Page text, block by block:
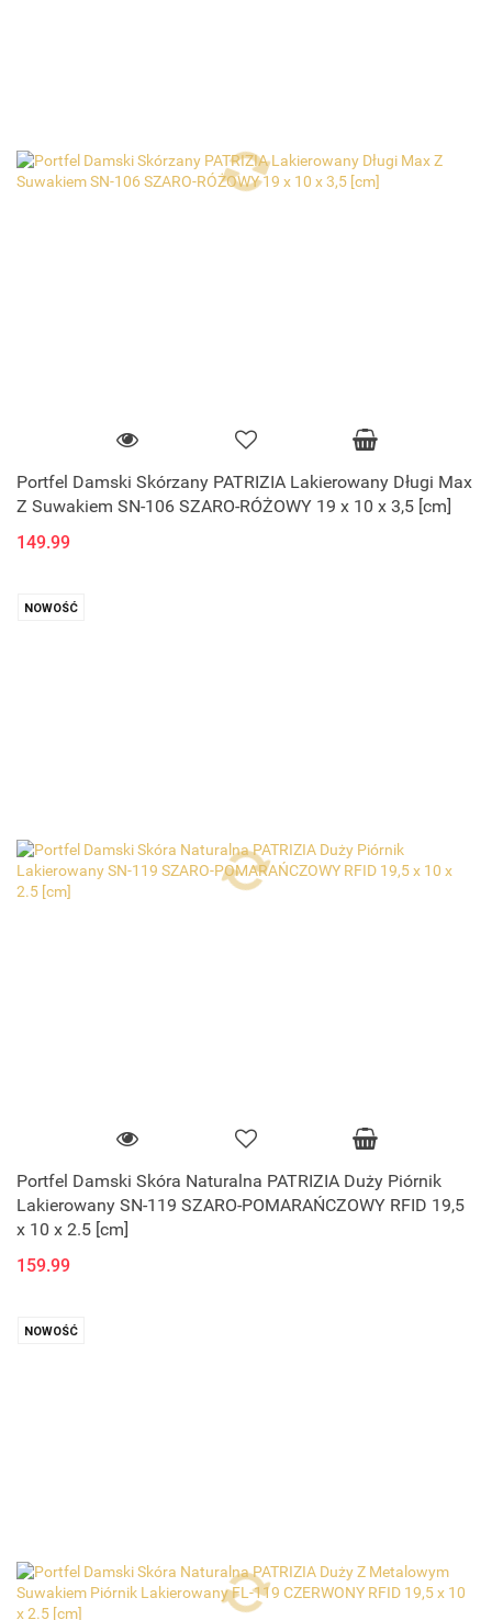
Portfel Damski Skórzany PATRIZIA Lakierowany Długi Max
Z Suwakiem SN-106 SZARO-RÓŻOWY 19 x 10 x 3,5 [cm]
149.99
NOWOŚĆ
Portfel Damski Skóra Naturalna PATRIZIA Duży Piórnik
Lakierowany SN-119 SZARO-POMARAŃCZOWY RFID 19,5
x 10 x 2.5 [cm]
159.99
NOWOŚĆ